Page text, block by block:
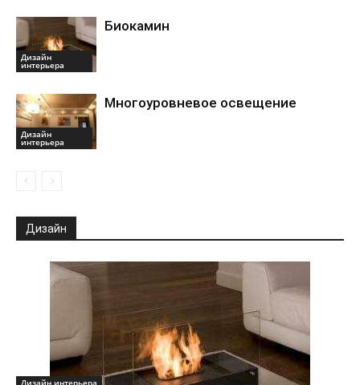
Дизайн
интерьера
Биокамин
Дизайн
интерьера
Многоуровневое освещение
Дизайн
Дизайн интерьера